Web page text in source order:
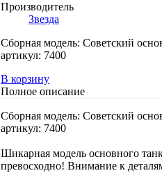
Производитель
Звезда
Сборная модель: Советский
артикул: 7400
В корзину
Полное описание
Сборная модель: Советский
артикул: 7400
Шикарная модель основного
превосходно! Внимание к